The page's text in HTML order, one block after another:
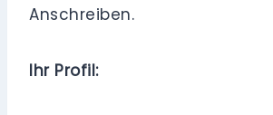
Anschreiben.
Ihr Profil: